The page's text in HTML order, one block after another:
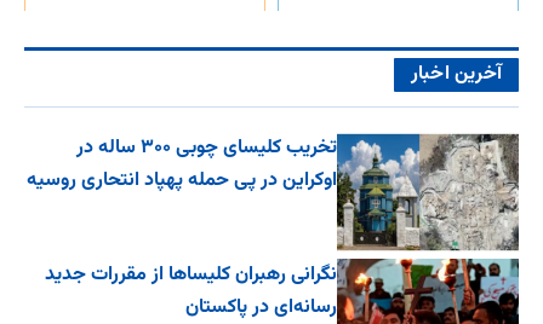
آخرین اخبار
تخریب کلیسای چوبی ۳۰۰ ساله در
اوکراین در پی حمله پهپاد انتحاری روسیه
نگرانی رهبران کلیساها از مقررات جدید
رسانه‌ای در پاکستان